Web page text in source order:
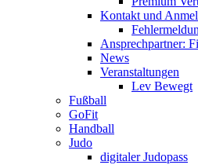
Kontakt und
Ansprechpartner:
News
Veranstaltungen
Lev Bewegt
Fußball
GoFit
Handball
Judo
digitaler Judopass